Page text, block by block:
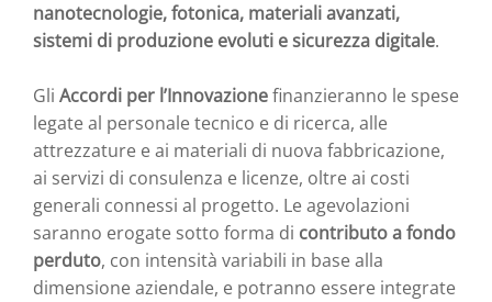
nanotecnologie, fotonica, materiali avanzati,
sistemi di produzione evoluti e sicurezza digitale.
Gli Accordi per l’Innovazionefinanzieranno le spese
legate al personale tecnico e di ricerca, alle
attrezzature e ai materiali di nuova fabbricazione,
ai servizi di consulenza e licenze, oltre ai costi
generali connessi al progetto. Le agevolazioni
saranno erogate sotto forma di contributo a fondo
perduto, con intensità variabili in base alla
dimensione aziendale, e potranno essere integrate